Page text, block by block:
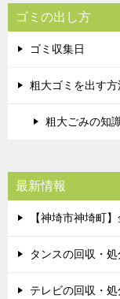
ゴミの出し方
ゴミ収集日
粗大ゴミを出す方
粗大ごみの知
最新情報
【神埼市神埼町
タンスの回収・
テレビの回収・